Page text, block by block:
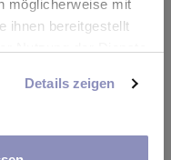
möglicherweise mit
ihnen bereitgestellt
Details hierzu finden
Details zeigen